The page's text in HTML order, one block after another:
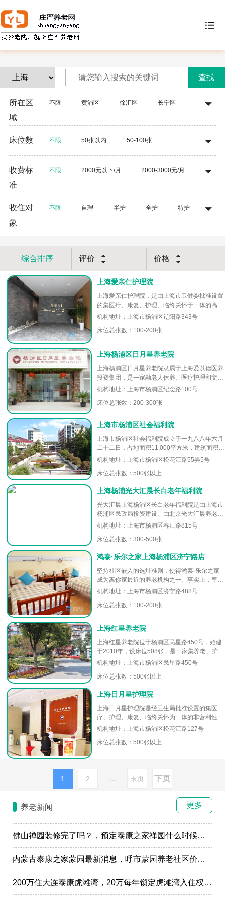
查找
所在区
域
不限 黄浦区 徐汇区 长宁区
静安区 普陀区 闸北区 虹口区
浦东新区 金山区 松江区 青浦区
奉贤区 崇明县
床位数 不限 50张以内 50-100张
收费标
准
不限 2000元以下/月 2000-3000元/月
3000-5000元/月 5000-8000元/月
收住对
象
不限 自理 半护 全护 特护
综合排序 评价 价格
上海爱亲仁护理院
上海爱亲仁护理院，是由上海市卫健委批准设置
的集医疗、康复、护理、临终关怀于一体的高端
型护理院；位处杨浦区北外滩区域，开放床位17
机构地址：上海市杨浦区辽阳路343号
床位总张数：100-200张
上海杨浦区日月星养老院
上海杨浦区日月星养老院隶属于上海爱以德医养
投资集团，是一家融老人休养、医疗护理和文化
娱乐为一体的新型医护型养老院，专业收治医疗
机构地址：上海市杨浦区纪念路100号
床位总张数：200-300张
上海市杨浦区社会福利院
上海市杨浦区社会福利院成立于一九八八年六月
二十二日，占地面积11,000平方米，建筑面积7,
500平方米，环境幽雅，场地宽敞，多彩的花园
机构地址：上海市杨浦区松花江路55弄5号
床位总张数：500张以上
上海杨浦光大汇晨长白老年福利院
光大汇晨上海杨浦区长白老年福利院是由上海市
杨浦区民政局投资建设、由北京光大汇晨养老服
务有限公司运营管理的医养结合型多功能养老服
机构地址：上海市杨浦区春江路815号
床位总张数：300-500张
鸿泰·乐尔之家上海杨浦区济宁路店
坚持社区嵌入的选址准则，使得鸿泰·乐尔之家
成为离你家最近的养老机构之一。事实上，率先
在上海、天津开业的鸿泰·乐尔之家，选址几乎
机构地址：上海市杨浦区济宁路488号
床位总张数：100-200张
上海红星养老院
上海红星养老院位于杨浦区民星路450号，始建
于2010年，设床位508张，是一家集养老、护
理、康复于一体的综合养老机构。占地面积达18
机构地址：上海市杨浦区民星路450号
床位总张数：500张以上
上海日月星护理院
上海日月星护理院是经卫生局批准设置的集医
疗、护理、康复、临终关怀为一体的非营利性专
业医疗护理机构，开设齐全的临床、医技科室，
机构地址：上海市杨浦区松花江路127号
床位总张数：500张以上
1 2 末页 下页
养老新闻 更多
佛山禅园装修完了吗？，预定泰康之家禅园什么时候选房入住?
内蒙古泰康之家蒙园最新消息，呼市蒙园养老社区价格表
200万住大连泰康虎滩湾，20万每年锁定虎滩湾入住权政策